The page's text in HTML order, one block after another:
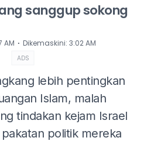
sanggup sokong
AM ⋅ Dikemaskini: 3:02 AM
ADS
lebih pentingkan
Islam, malah
tindakan kejam Israel
politik mereka